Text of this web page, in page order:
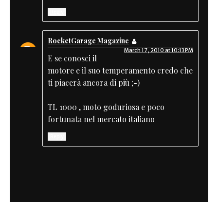
RocketGarage Magazine
March 17, 2010 at 10:13 PM
E se conosci il
motore e il suo temperamento credo che
ti piacerà ancora di più ;-)
TL 1000 , moto goduriosa e poco
fortunata nel mercato italiano